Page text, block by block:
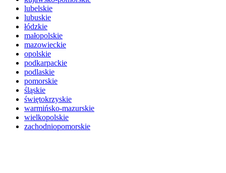
lubelskie
lubuskie
łódzkie
małopolskie
mazowieckie
opolskie
podkarpackie
podlaskie
pomorskie
śląskie
świętokrzyskie
warmińsko-mazurskie
wielkopolskie
zachodniopomorskie